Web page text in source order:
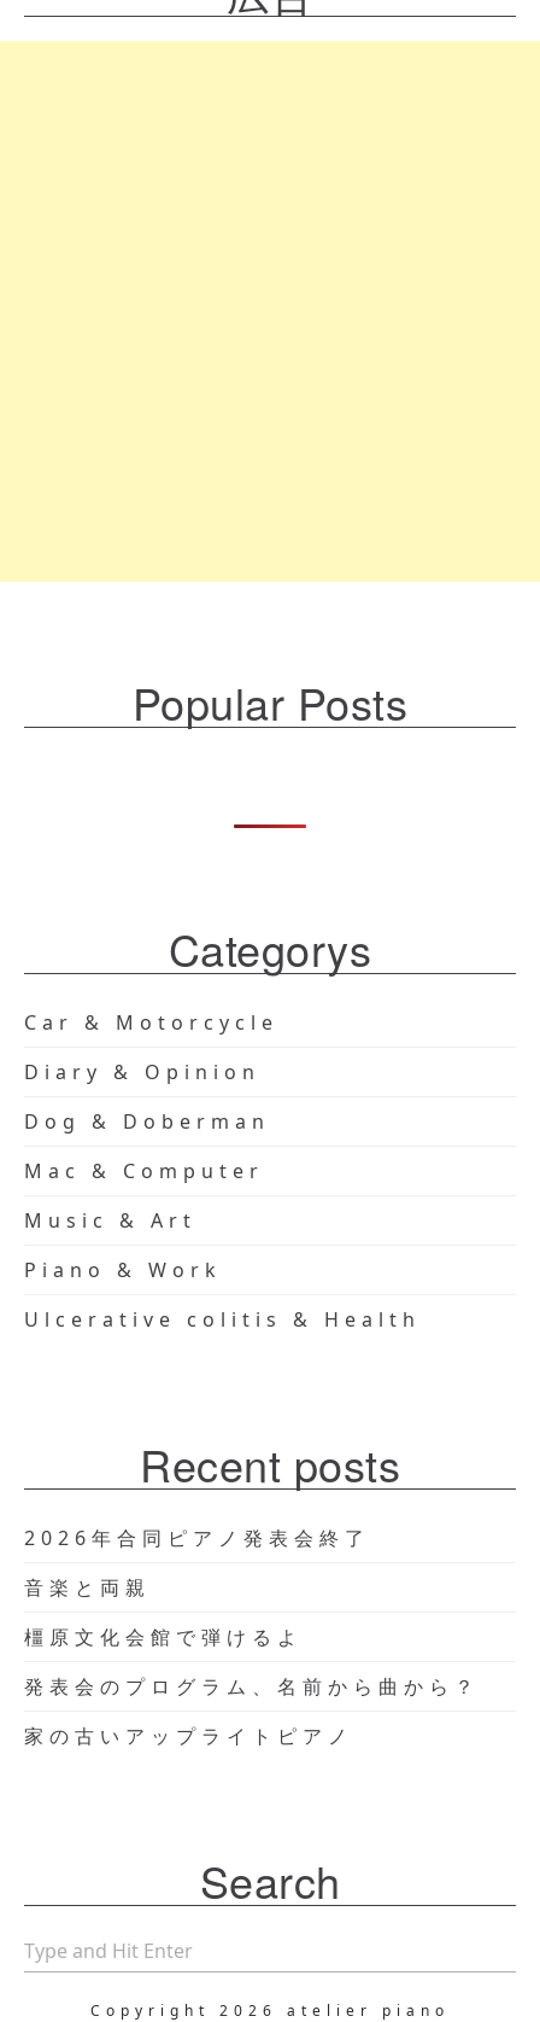
Popular Posts
Categorys
Car & Motorcycle
Diary & Opinion
Dog & Doberman
Mac & Computer
Music & Art
Piano & Work
Ulcerative colitis & Health
Recent posts
2026年合同ピアノ発表会終了
音楽と両親
橿原文化会館で弾けるよ
発表会のプログラム、名前から曲から？
家の古いアップライトピアノ
Search
Copyright 2026 atelier piano